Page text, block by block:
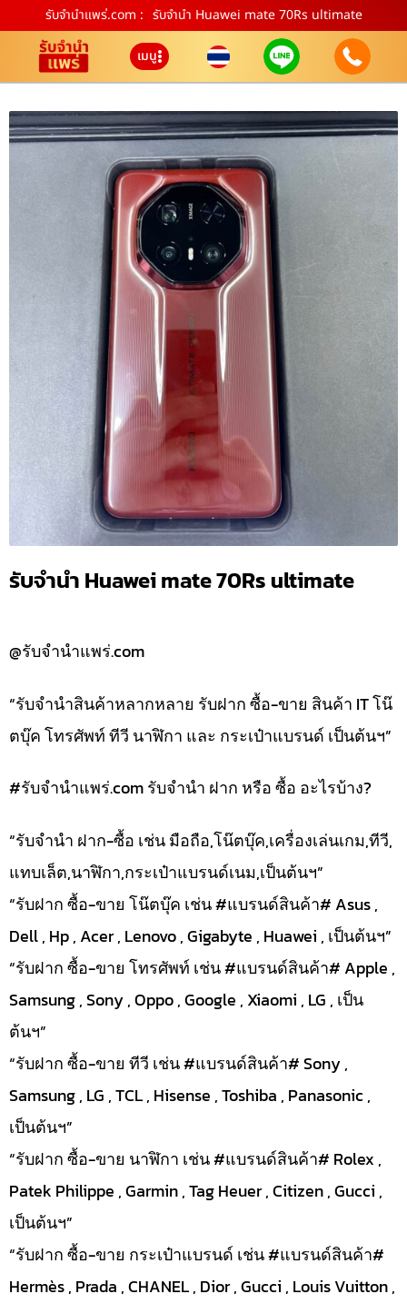
รับจํานําแพร่.com : รับจำนำ Huawei mate 70Rs ultimate
เมนู
รับจำนำ Huawei mate 70Rs ultimate
@รับจำนำแพร่.com
“รับจำนำสินค้าหลากหลาย รับฝาก ซื้อ-ขาย สินค้า IT โน๊
ตบุ๊ค โทรศัพท์ ทีวี นาฬิกา และ กระเป๋าแบรนด์ เป็นต้นฯ”
#รับจํานําแพร่.com รับจำนำ ฝาก หรือ ซื้อ อะไรบ้าง?
“รับจำนำ ฝาก-ซื้อ เช่น มือถือ,โน๊ตบุ๊ค,เครื่องเล่นเกม,ทีวี,
แทบเล็ต,นาฬิกา,กระเป๋าแบรนด์เนม,เป็นต้นฯ”
“รับฝาก ซื้อ-ขาย โน๊ตบุ๊ค เช่น #แบรนด์สินค้า# Asus ,
Dell , Hp , Acer , Lenovo , Gigabyte , Huawei , เป็นต้นฯ”
“รับฝาก ซื้อ-ขาย โทรศัพท์ เช่น #แบรนด์สินค้า# Apple ,
Samsung , Sony , Oppo , Google , Xiaomi , LG , เป็น
ต้นฯ”
“รับฝาก ซื้อ-ขาย ทีวี เช่น #แบรนด์สินค้า# Sony ,
Samsung , LG , TCL , Hisense , Toshiba , Panasonic ,
เป็นต้นฯ”
“รับฝาก ซื้อ-ขาย นาฬิกา เช่น #แบรนด์สินค้า# Rolex ,
Patek Philippe , Garmin , Tag Heuer , Citizen , Gucci ,
เป็นต้นฯ”
“รับฝาก ซื้อ-ขาย กระเป๋าแบรนด์ เช่น #แบรนด์สินค้า#
Hermès , Prada , CHANEL , Dior , Gucci , Louis Vuitton ,